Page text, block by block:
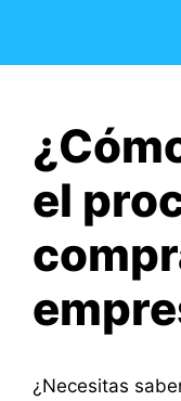
contenido
el
¿Necesitas